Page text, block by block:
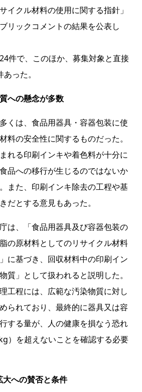
イクル材料の使用に関する指針」
リックコメントの結果を公表し
件で、このほか、募集対象と直接
った。
への懸念が多数
くは、食品用器具・容器包装に使
料の安全性に関するものだった。
れる印刷インキや着色料が十分に
品への移行が生じるのではないか
また、印刷インキ除去の工程や基
だとする意見もあった。
は、「食品用器具及び容器包装の
の原材料としてのリサイクル材料
に基づき、回収材料中の印刷イン
質」として扱われると説明した。
工程には、広範な汚染物質に対し
られており、最終的に器具又は容
する量が、人の健康を損なう恐れ
）を超えないことを確認する必要
大への賛否と条件